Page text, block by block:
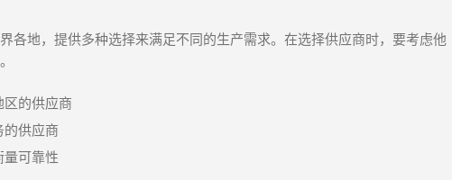
各地，提供多种选择来满足不同的生产需求。在选择供应商时，要考虑他
的供应商
的供应商
量可靠性